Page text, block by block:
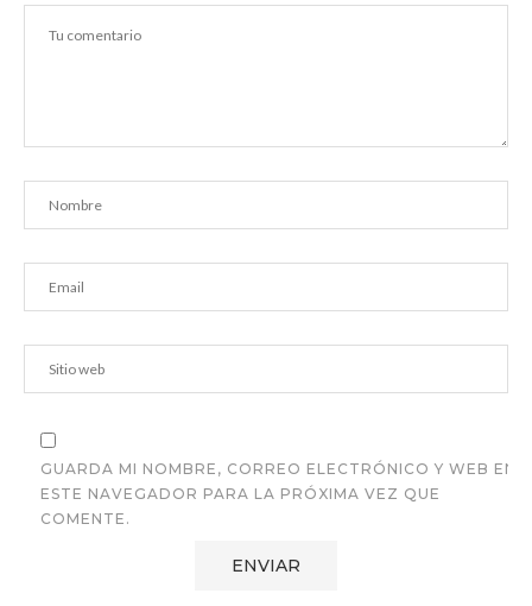
GUARDA MI NOMBRE, CORREO ELECTRÓNICO Y WEB EN
ESTE NAVEGADOR PARA LA PRÓXIMA VEZ QUE
COMENTE.